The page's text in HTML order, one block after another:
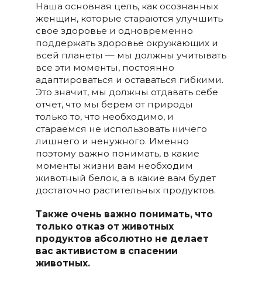
Наша основная цель, как осознанных
женщин, которые стараются улучшить
свое здоровье и одновременно
поддержать здоровье окружающих и
всей планеты — мы должны учитывать
все эти моменты, постоянно
адаптироваться и оставаться гибкими.
Это значит, мы должны отдавать себе
отчет, что мы берем от природы
только то, что необходимо, и
стараемся не использовать ничего
лишнего и ненужного. Именно
поэтому важно понимать, в какие
моменты жизни вам необходим
животный белок, а в какие вам будет
достаточно растительных продуктов.
Также очень важно понимать, что
только отказ от животных
продуктов абсолютно не делает
вас активистом в спасении
животных.